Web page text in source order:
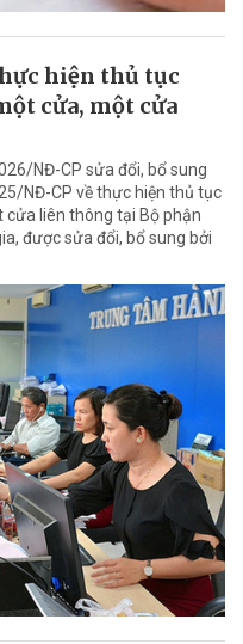
hiện thủ tục
cửa, một cửa
NĐ-CP sửa đổi, bổ sung
NĐ-CP về thực hiện thủ tục
liên thông tại Bộ phận
được sửa đổi, bổ sung bởi